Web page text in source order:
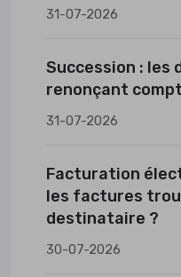
31-07-2026
Succession : les
renonçant
31-07-2026
Facturation
les factures
destinataire ?
30-07-2026